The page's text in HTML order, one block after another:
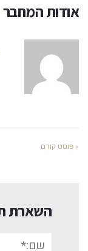
אודות המחבר
« פוסט קודם
השארת